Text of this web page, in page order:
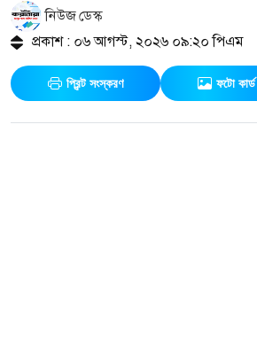
নিউজ ডেস্ক
প্রকাশ : ০৬ আগস্ট, ২০২৬ ০৯:২০ পিএম
প্রিন্ট সংস্করণ ফটো কার্ড